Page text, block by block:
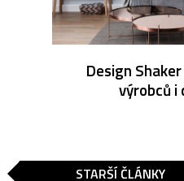
Design
výrobců i
STARŠÍ ČLÁNKY